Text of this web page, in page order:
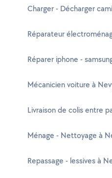
Charger - Décharger
Réparateur
Réparer iphone -
Mécanicien voiture à
Livraison de colis entre
Ménage - Nettoyage à
Repassage - lessives à